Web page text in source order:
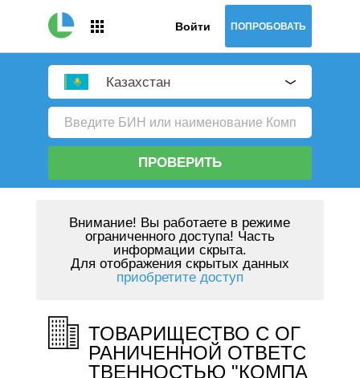
Войти ПОПРОБОВАТЬ
Казахстан
ПРОВЕРИТЬ
Внимание! Вы работаете в режиме
ограниченного доступа! Часть
информации скрыта.
Для отображения скрытых данных
приобретите доступ
ТОВАРИЩЕСТВО С ОГ
РАНИЧЕННОЙ ОТВЕТС
ТВЕННОСТЬЮ "КОМПА